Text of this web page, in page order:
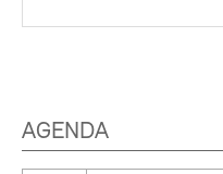
AGENDA